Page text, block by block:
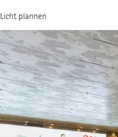
Licht plannen